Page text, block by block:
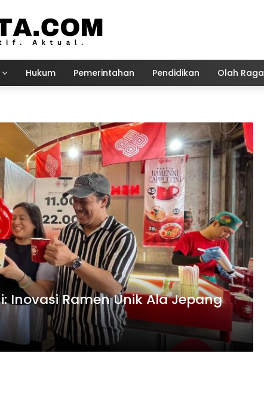
Hukum Pemerintahan Pendidikan Olah Raga
Inovasi Ramen Unik Ala Jepang